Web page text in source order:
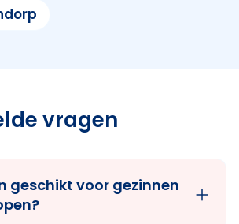
vragen
geschikt voor gezinnen